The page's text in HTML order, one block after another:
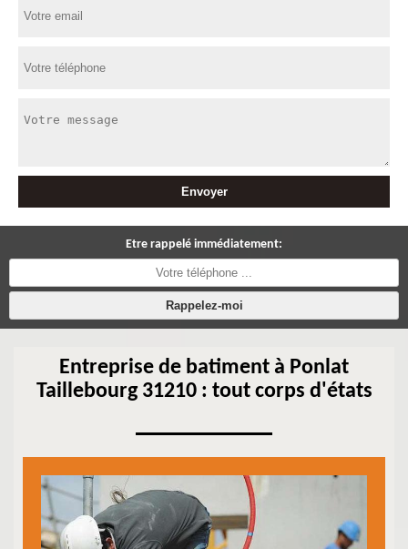
Etre rappelé immédiatement:
Entreprise de batiment à Ponlat
Taillebourg 31210 : tout corps d'états